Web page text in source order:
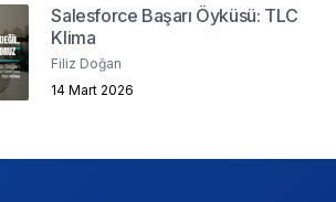
Salesforce Başarı Öyküsü: TLC
Klima
Filiz Doğan
14 Mart 2026